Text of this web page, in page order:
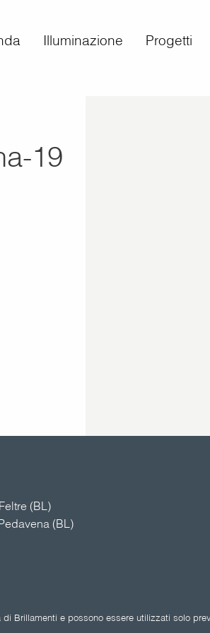
Illuminazione Progetti
19
(BL)
(BL)
Brillamenti e possono essere utilizzati solo